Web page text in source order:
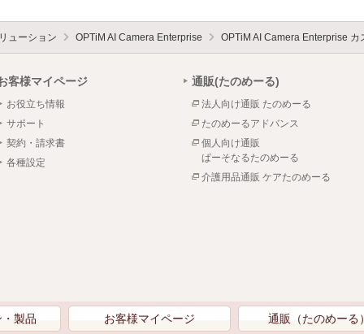
ューション OPTiM AI Camera Enterprise OPTiM AI Camera Enterprise カ
客様マイページ
お役立ち情報
サポート
契約・請求書
各種設定
通販(たのめーる)
法人向け通販 たのめーる
たのめーるアドバンス
個人向け通販
ぱーそなるたのめーる
介護用品通販 ケアたのめーる
製品 お客様マイページ 通販（たのめーる